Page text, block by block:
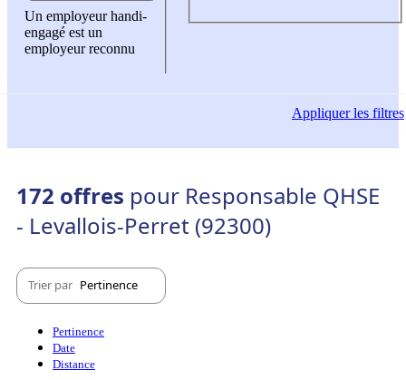
Un employeur handi-
engagé est un
employeur reconnu
Appliquerles filtres
172 offres pour Responsable QHSE
- Levallois-Perret (92300)
Trier par Pertinence
Pertinence
Date
Distance